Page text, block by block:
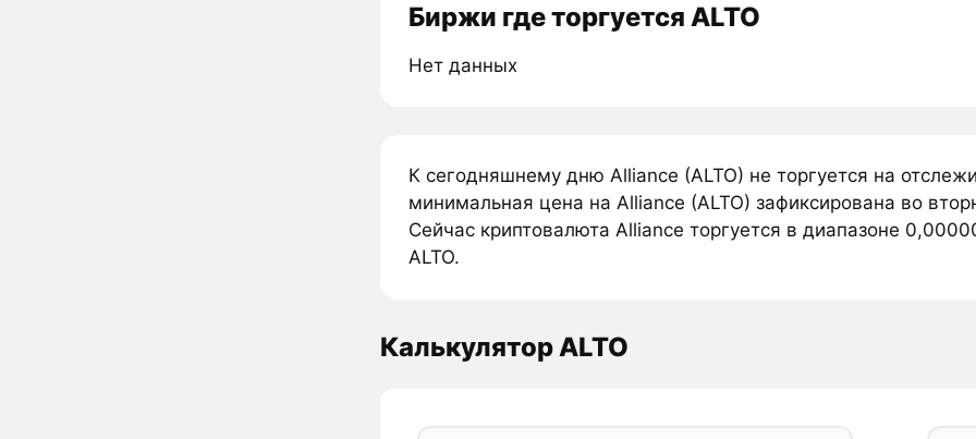
Биржи где торгуется ALTO
Нет данных
К сегодняшнему дню Alliance (ALTO) не торгуется на
минимальная цена на Alliance (ALTO) зафиксирована во
Сейчас криптовалюта Alliance торгуется в диапазоне
ALTO.
Калькулятор ALTO